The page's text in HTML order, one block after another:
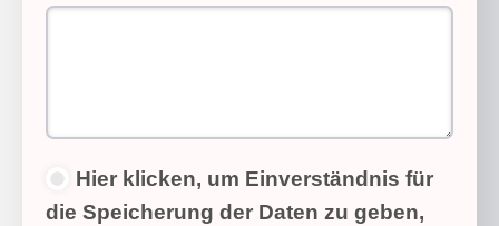
t
Hier klicken, um Einverständnis für
die Speicherung der Daten zu geben,